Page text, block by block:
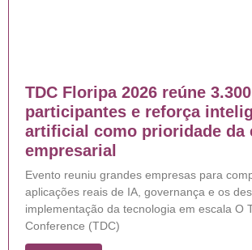
TDC Floripa 2026 reúne 3.300
participantes e reforça
artificial como prioridade da
empresarial
Evento reuniu grandes empresas para
aplicações reais de IA, governança e os
implementação da tecnologia em escala O
Conference (TDC)